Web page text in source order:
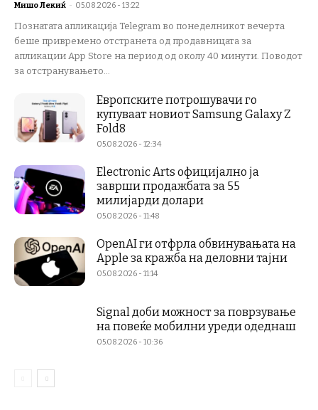
Мишо Лекиќ - 05.08.2026 - 13:22
Познатата апликација Telegram во понеделникот вечерта
беше привремено отстранета од продавницата за
апликации App Store на период од околу 40 минути. Поводот
за отстранувањето...
Европските потрошувачи го
купуваат новиот Samsung Galaxy Z
Fold8
05.08.2026 - 12:34
Electronic Arts официјално ја
заврши продажбата за 55
милијарди долари
05.08.2026 - 11:48
OpenAI ги отфрла обвинувањата на
Apple за кражба на деловни тајни
05.08.2026 - 11:14
Signal доби можност за поврзување
на повеќе мобилни уреди одеднаш
05.08.2026 - 10:36